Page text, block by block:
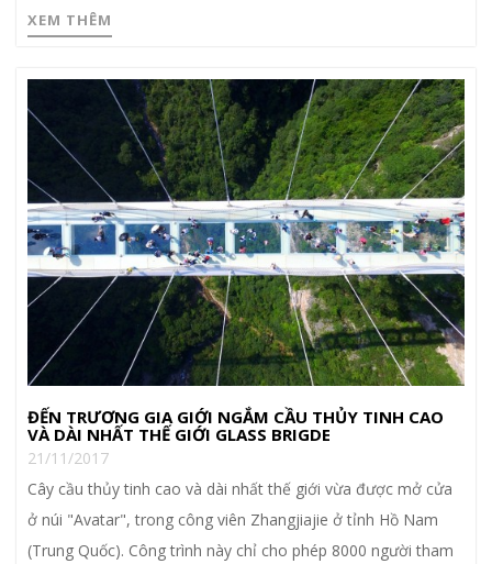
XEM THÊM
ĐẾN TRƯƠNG GIA GIỚI NGẮM CẦU THỦY TINH CAO
VÀ DÀI NHẤT THẾ GIỚI GLASS BRIGDE
21/11/2017
Cây cầu thủy tinh cao và dài nhất thế giới vừa được mở cửa
ở núi "Avatar", trong công viên Zhangjiajie ở tỉnh Hồ Nam
(Trung Quốc). Công trình này chỉ cho phép 8000 người tham